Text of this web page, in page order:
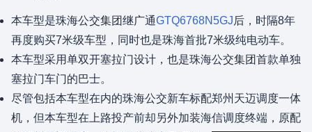
本车型是珠海公交集团继广通GTQ6768N5GJ后，时隔8年
再度购买7米级车型，同时也是珠海首批7米级纯电动车。
本车型采用单双开塞拉门设计，也是珠海公交集团首款单独
塞拉门车门的巴士。
尽管包括本车型在内的珠海公交新车标配郑州天迈调度一体
机，但本车型在上路投产前却另外加装海信调度终端，原配